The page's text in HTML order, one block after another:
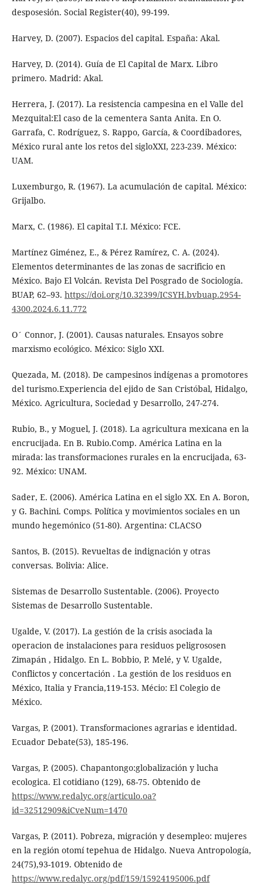
desposesión. Social Register(40), 99-199.
Harvey, D. (2007). Espacios del capital. España: Akal.
Harvey, D. (2014). Guía de El Capital de Marx. Libro
primero. Madrid: Akal.
Herrera, J. (2017). La resistencia campesina en el Valle del
Mezquital:El caso de la cementera Santa Anita. En O.
Garrafa, C. Rodríguez, S. Rappo, García, & Coordibadores,
México rural ante los retos del sigloXXI, 223-239. México:
UAM.
Luxemburgo, R. (1967). La acumulación de capital. México:
Grijalbo.
Marx, C. (1986). El capital T.I. México: FCE.
Martínez Giménez, E., & Pérez Ramírez, C. A. (2024).
Elementos determinantes de las zonas de sacrificio en
México. Bajo El Volcán. Revista Del Posgrado de Sociología.
BUAP, 62–93. https://doi.org/10.32399/ICSYH.bvbuap.2954-
4300.2024.6.11.772
O´ Connor, J. (2001). Causas naturales. Ensayos sobre
marxismo ecológico. México: Siglo XXI.
Quezada, M. (2018). De campesinos indígenas a promotores
del turismo.Experiencia del ejido de San Cristóbal, Hidalgo,
México. Agricultura, Sociedad y Desarrollo, 247-274.
Rubio, B., y Moguel, J. (2018). La agricultura mexicana en la
encrucijada. En B. Rubio.Comp. América Latina en la
mirada: las transformaciones rurales en la encrucijada, 63-
92. México: UNAM.
Sader, E. (2006). América Latina en el siglo XX. En A. Boron,
y G. Bachini. Comps. Política y movimientos sociales en un
mundo hegemónico (51-80). Argentina: CLACSO
Santos, B. (2015). Revueltas de indignación y otras
conversas. Bolivia: Alice.
Sistemas de Desarrollo Sustentable. (2006). Proyecto
Sistemas de Desarrollo Sustentable.
Ugalde, V. (2017). La gestión de la crisis asociada la
operacion de instalaciones para residuos peligrososen
Zimapán , Hidalgo. En L. Bobbio, P. Melé, y V. Ugalde,
Conflictos y concertación . La gestión de los residuos en
México, Italia y Francia,119-153. Mécio: El Colegio de
México.
Vargas, P. (2001). Transformaciones agrarias e identidad.
Ecuador Debate(53), 185-196.
Vargas, P. (2005). Chapantongo:globalización y lucha
ecologica. El cotidiano (129), 68-75. Obtenido de
https://www.redalyc.org/articulo.oa?
id=32512909&iCveNum=1470
Vargas, P. (2011). Pobreza, migración y desempleo: mujeres
en la región otomí tepehua de Hidalgo. Nueva Antropología,
24(75),93-1019. Obtenido de
https://www.redalyc.org/pdf/159/15924195006.pdf